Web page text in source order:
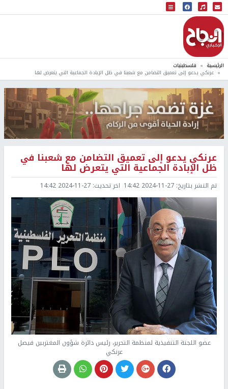
البث المباشر
إذاعة النجاح
الرئيسية فلسطينيات
عرنكي يدعو إلى تعميق التضامن مع شعبنا في ظل الإبادة الجماعية التي يتعرض لها
عرنكي يدعو إلى تعميق التضامن مع شعبنا في
ظل الإبادة الجماعية التي يتعرض لها
تم النشر بتاريخ: 2024-11-27 14:42 اخر تحديث: 2024-11-27 14:42
عضو اللجنة التنفيذية لمنظمة التحرير، رئيس دائرة شؤون المغتربين فيصل
عرنكي